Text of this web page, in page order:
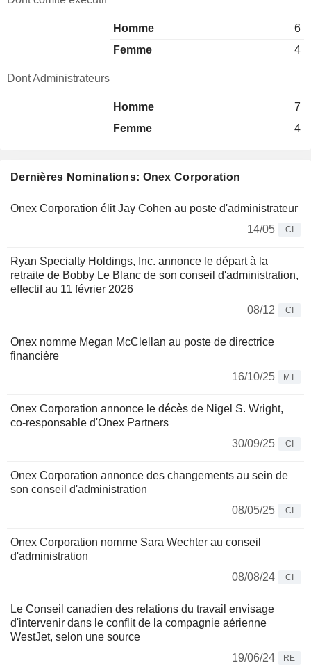
Dernières Nominations: Onex Corporation
Onex Corporation élit Jay Cohen au poste d'administrateur
14/05
CI
Ryan Specialty Holdings, Inc. annonce le départ à la
retraite de Bobby Le Blanc de son conseil d'administration,
effectif au 11 février 2026
08/12
CI
Onex nomme Megan McClellan au poste de directrice
financière
16/10/25
MT
Onex Corporation annonce le décès de Nigel S. Wright,
co-responsable d'Onex Partners
30/09/25
CI
Onex Corporation annonce des changements au sein de
son conseil d'administration
08/05/25
CI
Onex Corporation nomme Sara Wechter au conseil
d'administration
08/08/24
CI
Le Conseil canadien des relations du travail envisage
d'intervenir dans le conflit de la compagnie aérienne
WestJet, selon une source
19/06/24
RE
Homme
6
Femme
4
Dont Administrateurs
Homme
7
Femme
4